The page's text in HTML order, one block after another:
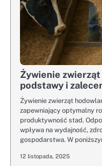
Żywienie
podstawy i
Żywienie zwierząt
zapewniający optymalny
produktywność stad.
wpływa na wydajność,
gospodarstwa. W
12 listopada, 2025